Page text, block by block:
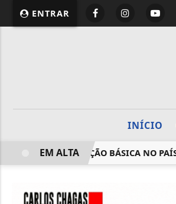
website page view counter
ENTRAR
INÍCIO
DA EDUCAÇÃO BÁSICA NO PAÍS
EM ALTA